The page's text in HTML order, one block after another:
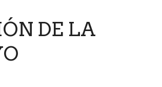
DE LA